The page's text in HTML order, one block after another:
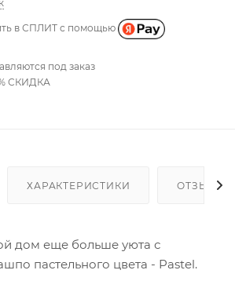
в СПЛИТ с помощью
под заказ
СКИДКА
ХАРАКТЕРИСТИКИ ОТЗЫВЫ
дом еще больше уюта с
пастельного цвета - Pastel.